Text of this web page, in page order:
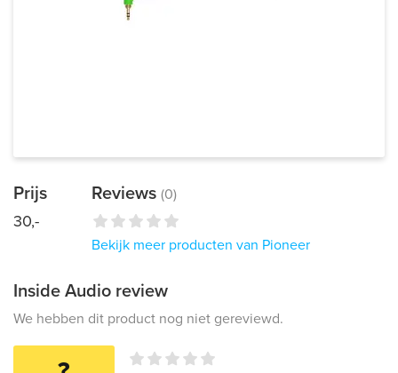
Prijs
30,-
Reviews (0)
Bekijk meer producten van Pioneer
Inside Audio review
We hebben dit product nog niet gereviewd.